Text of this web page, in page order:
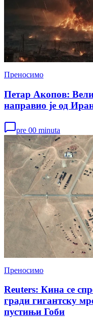
Преносимо
Петар Акопов:
направио је од
pre 00 minuta
Преносимо
Reuters: Кина се
гради гигантску
пустињи Гоби